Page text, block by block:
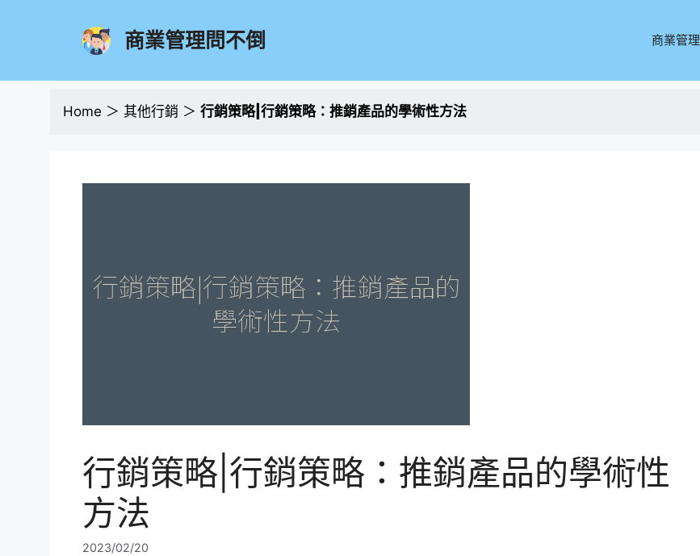
商業管理問不倒 商業管理
Home ＞ 其他行銷 ＞ 行銷策略|行銷策略：推銷產品的學術性方法
行銷策略|行銷策略：推銷產品的學術性
方法
2023/02/20